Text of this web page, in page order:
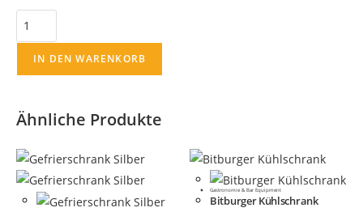
IN DEN WARENKORB
Ähnliche Produkte
Gastronomie & Bar Equipment
Bitburger Kühlschrank